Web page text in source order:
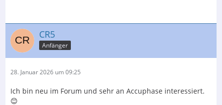
CR5
Anfänger
28. Januar 2026 um 09:25
Ich bin neu im Forum und sehr an Accuphase interessiert.
😊